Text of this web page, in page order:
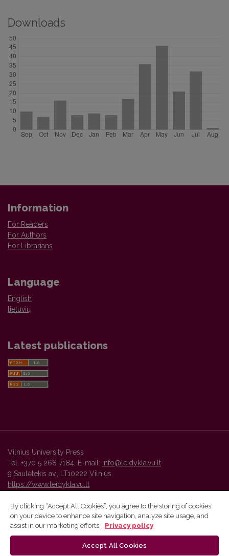
Downloads
Information
For Readers
For Authors
For Librarians
Language
English
lietuvių
Latest publications
Vilnius University Press
Tel. +370 5 268 7184, E-mail: info@leidykla.vu.lt
9 Saulėtekis av., LT10222 Vilnius
https://www.leidykla.vu.lt
Vilnius University Press platform and metadata are distributed by
By clicking “Accept All Cookies”, you agree to the storing of cookies
on your device to enhance site navigation, analyze site usage, and
assist in our marketing efforts.
Privacy policy
Accept All Cookies